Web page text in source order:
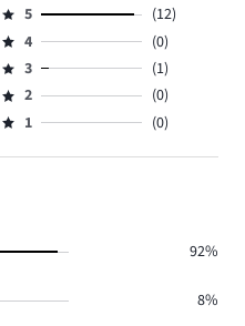
Evaluare
5,
numărul
de
voturi
12.
5
(12)
Evaluare
4,
numărul
de
0.
4
(0)
Evaluare
3,
numărul
3
(1)
Evaluare
2,
2
(0)
Evaluare
1,
1 (0)
92%
8%